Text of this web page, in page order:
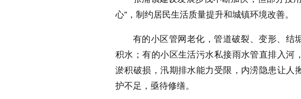
心”，制约居民生活质量提升和城镇环境改善。
有的小区管网老化，管道破裂、变形、结
积水；有的小区生活污水私接雨水管直排入河
淤积破损，汛期排水能力受限，内涝隐患让人
护不足，亟待修缮。